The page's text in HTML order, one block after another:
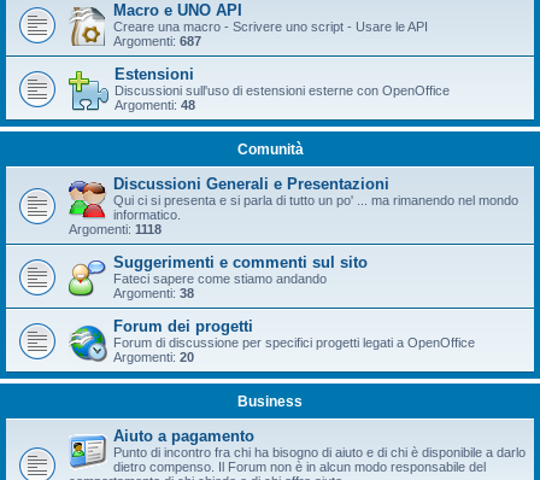
Macro e UNO API
Creare una macro - Scrivere uno script - Usare le API
Argomenti: 687
Estensioni
Discussioni sull'uso di estensioni esterne con OpenOffice
Argomenti: 48
Comunità
Discussioni Generali e Presentazioni
Qui ci si presenta e si parla di tutto un po' ... ma rimanendo nel mondo
informatico.
Argomenti: 1118
Suggerimenti e commenti sul sito
Fateci sapere come stiamo andando
Argomenti: 38
Forum dei progetti
Forum di discussione per specifici progetti legati a OpenOffice
Argomenti: 20
Business
Aiuto a pagamento
Punto di incontro fra chi ha bisogno di aiuto e di chi è disponibile a darlo
dietro compenso. Il Forum non è in alcun modo responsabile del